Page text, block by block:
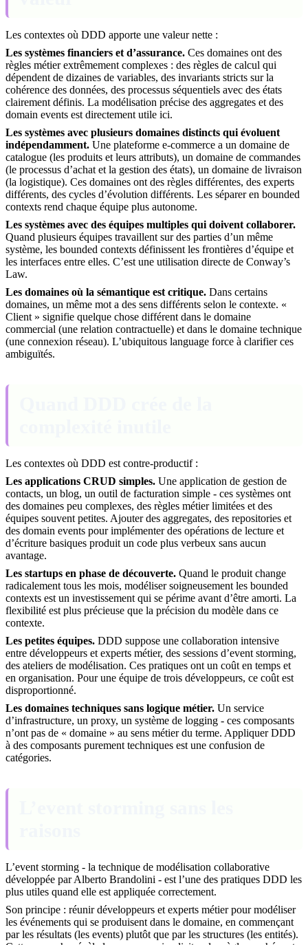
Les contextes où DDD apporte une valeur nette :
Les systèmes financiers et d’assurance. Ces domaines ont des
règles métier extrêmement complexes : des règles de calcul qui
dépendent de dizaines de variables, des invariants stricts sur la
cohérence des données, des processus séquentiels avec des états
clairement définis. La modélisation précise des aggregates et des
domain events est directement utile ici.
Les systèmes avec plusieurs domaines distincts qui évoluent
indépendamment. Une plateforme e-commerce a un domaine de
catalogue (les produits et leurs attributs), un domaine de commandes
(le processus d’achat et la gestion des états), un domaine de livraison
(la logistique). Ces domaines ont des règles différentes, des experts
différents, des cycles d’évolution différents. Les séparer en bounded
contexts rend chaque équipe plus autonome.
Les systèmes avec des équipes multiples qui doivent collaborer.
Quand plusieurs équipes travaillent sur des parties d’un même
système, les bounded contexts définissent les frontières d’équipe et
les interfaces entre elles. C’est une utilisation directe de Conway’s
Law.
Les domaines où la sémantique est critique. Dans certains
domaines, un même mot a des sens différents selon le contexte. «
Client » signifie quelque chose différent dans le domaine
commercial (une relation contractuelle) et dans le domaine technique
(une connexion réseau). L’ubiquitous language force à clarifier ces
ambiguïtés.
Les contextes où DDD est contre-productif :
Les applications CRUD simples. Une application de gestion de
contacts, un blog, un outil de facturation simple - ces systèmes ont
des domaines peu complexes, des règles métier limitées et des
équipes souvent petites. Ajouter des aggregates, des repositories et
des domain events pour implémenter des opérations de lecture et
d’écriture basiques produit un code plus verbeux sans aucun
avantage.
Les startups en phase de découverte. Quand le produit change
radicalement tous les mois, modéliser soigneusement les bounded
contexts est un investissement qui se périme avant d’être amorti. La
flexibilité est plus précieuse que la précision du modèle dans ce
contexte.
Les petites équipes. DDD suppose une collaboration intensive
entre développeurs et experts métier, des sessions d’event storming,
des ateliers de modélisation. Ces pratiques ont un coût en temps et
en organisation. Pour une équipe de trois développeurs, ce coût est
disproportionné.
Les domaines techniques sans logique métier. Un service
d’infrastructure, un proxy, un système de logging - ces composants
n’ont pas de « domaine » au sens métier du terme. Appliquer DDD
à des composants purement techniques est une confusion de
catégories.
L’event storming - la technique de modélisation collaborative
développée par Alberto Brandolini - est l’une des pratiques DDD les
plus utiles quand elle est appliquée correctement.
Son principe : réunir développeurs et experts métier pour modéliser
les événements qui se produisent dans le domaine, en commençant
par les résultats (les events) plutôt que par les structures (les entités).